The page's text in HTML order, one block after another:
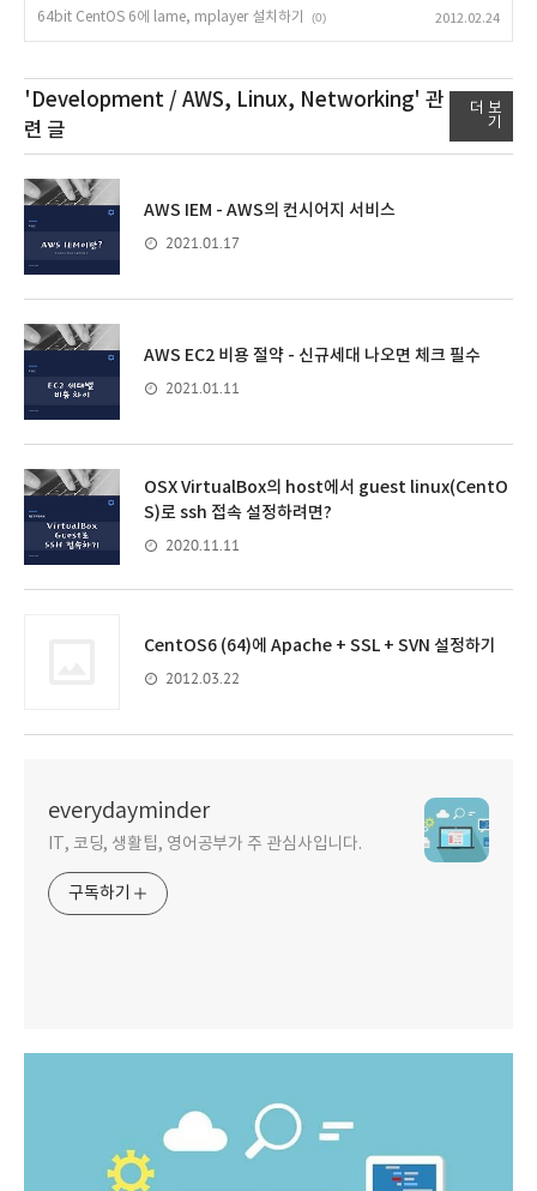
64bit CentOS 6에 lame, mplayer 설치하기 (0) 2012.02.24
'Development / AWS, Linux, Networking' 관
련 글
더 보
기
AWS IEM - AWS의 컨시어지 서비스
2021.01.17
AWS EC2 비용 절약 - 신규세대 나오면 체크 필수
2021.01.11
OSX VirtualBox의 host에서 guest linux(CentO
S)로 ssh 접속 설정하려면?
2020.11.11
CentOS6 (64)에 Apache + SSL + SVN 설정하기
2012.03.22
everydayminder
IT, 코딩, 생활팁, 영어공부가 주 관심사입니다.
구독하기